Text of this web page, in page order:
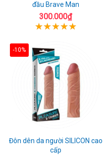
đầu Brave Man
300.000₫
-10%
Đôn dên da người SILICON cao
cấp